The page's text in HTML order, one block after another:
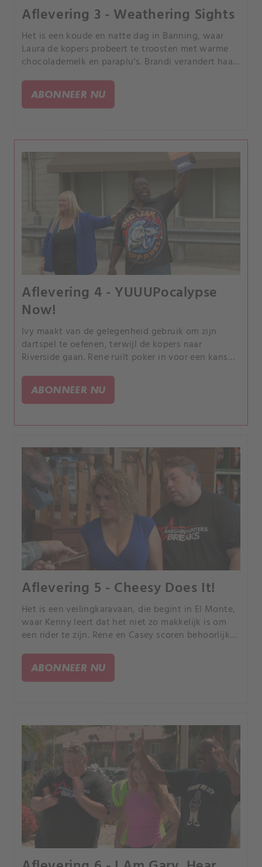
Aflevering 3 - Weathering Sights
Het is een koude en natte dag in Banning, waar
Laura de kopers probeert te troosten met warme
chocolademelk en paraplu's. Brandi verandert haar
ABONNEER NU
Aflevering 4 - YUUUPocalypse
Now!
Ivy maakt van de gelegenheid gebruik om zijn
dartspel te oefenen, terwijl de kopers naar
Riverside gaan. Rene ruilt poker in voor een kans
ABONNEER NU
Aflevering 5 - Cheesy Does It!
Het is een veilingkaravaan, die begint in El Monte,
waar Kenny leert dat het niet zo makkelijk is om
een rider te zijn. Rene en Casey scoren behoorlijk
ABONNEER NU